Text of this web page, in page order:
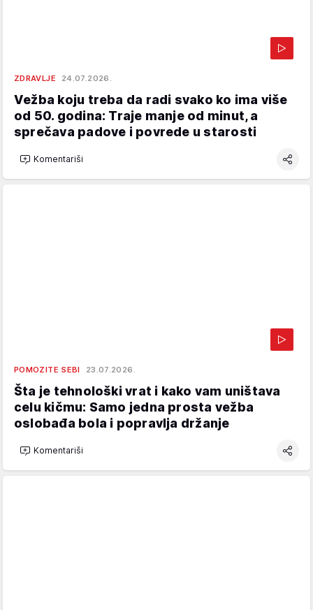
ZDRAVLJE 24.07.2026.
Vežba koju treba da radi svako ko ima više
od 50. godina: Traje manje od minut, a
sprečava padove i povrede u starosti
Komentariši
POMOZITE SEBI 23.07.2026.
Šta je tehnološki vrat i kako vam uništava
celu kičmu: Samo jedna prosta vežba
oslobađa bola i popravlja držanje
Komentariši